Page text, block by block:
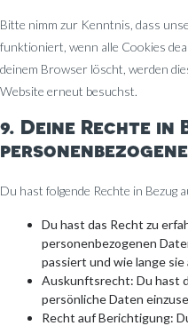
Bitte nimm zur Kenntnis, dass
funktioniert, wenn alle Cookies
deinem Browser löscht, werden
Website erneut besuchst.
9. Deine Rechte in
Du hast folgende Rechte in Bezug
Du hast das Recht zu
personenbezogenen
passiert und wie lange
Auskunftsrecht: Du hast
persönliche Daten
Recht auf Berichtigung: